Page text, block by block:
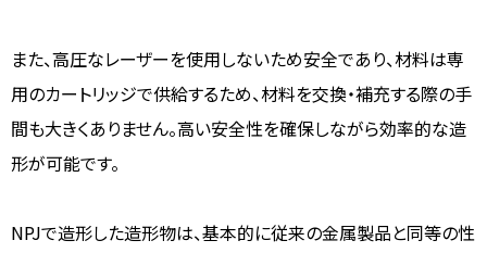
また、高圧なレーザーを使用しないため安全であり、材料は専
用のカートリッジで供給するため、材料を交換・補充する際の手
間も大きくありません。高い安全性を確保しながら効率的な造
形が可能です。
NPJで造形した造形物は、基本的に従来の金属製品と同等の性